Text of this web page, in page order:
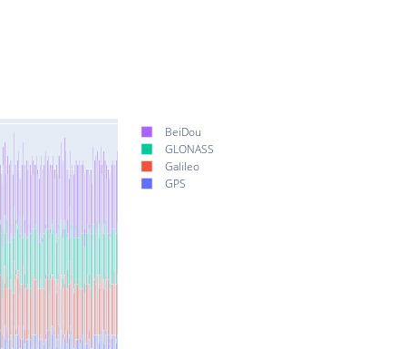
BeiDou
GLONASS
Galileo
GPS